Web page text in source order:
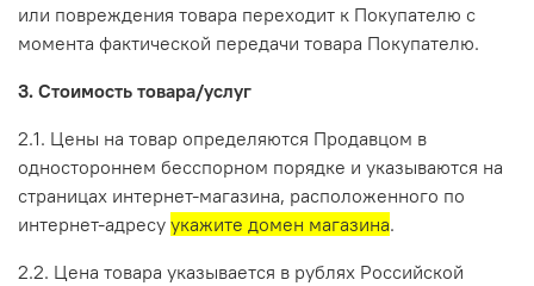
или повреждения товара переходит к Покупателю с
момента фактической передачи товара Покупателю.
3. Стоимость товара/услуг
2.1. Цены на товар определяются Продавцом в
одностороннем бесспорном порядке и указываются на
страницах интернет-магазина, расположенного по
интернет-адресу укажите домен магазина.
2.2. Цена товара указывается в рублях Российской